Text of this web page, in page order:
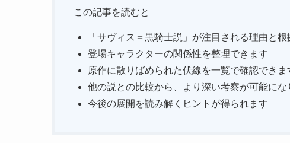
この記事を読むと
「サヴィス＝黒騎士説」が注目される理由と
登場キャラクターの関係性を整理できます
原作に散りばめられた伏線を一覧で確認できま
他の説との比較から、より深い考察が可能にな
今後の展開を読み解くヒントが得られます